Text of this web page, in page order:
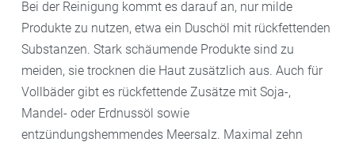
es kühlende Gelcremes, die ein niedrig dosiertes
Kortison enthalten, das gleichzeitig Entzündungen
hemmt.
Ein altesHausmittelgegen Juckreiz ist Schwarztee: 2
Teebeutel in 200 Milliliter heißem Wasser ziehen und
zum Beispiel Nachtkerzenöl oder Traubenkernöl oder
das Licochalcone A aus den Wurzeln der
chinesischen Süßholzpflanze, pflegen die gereizte
Haut.
Bei der Reinigung kommt es darauf an, nur milde
Produkte zu nutzen, etwa ein Duschöl mit rückfettenden
Substanzen. Stark schäumende Produkte sind zu
meiden, sie trocknen die Haut zusätzlich aus. Auch für
Vollbäder gibt es rückfettende Zusätze mit Soja-,
Mandel- oder Erdnussöl sowie
entzündungshemmendes Meersalz. Maximal zehn